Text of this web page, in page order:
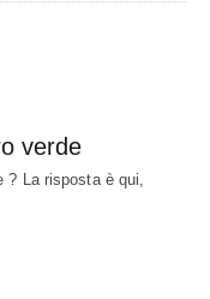
verde
La risposta è qui,